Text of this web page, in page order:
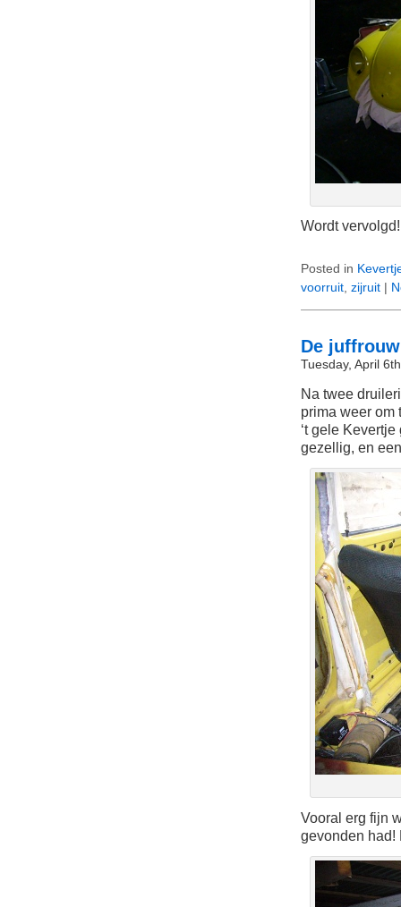
Wordt vervolgd!
Posted in
voorruit zijruit |
De
Tuesday, April
Na twee
prima weer om
‘t gele
gezellig, en
Vooral erg fijn
gevonden